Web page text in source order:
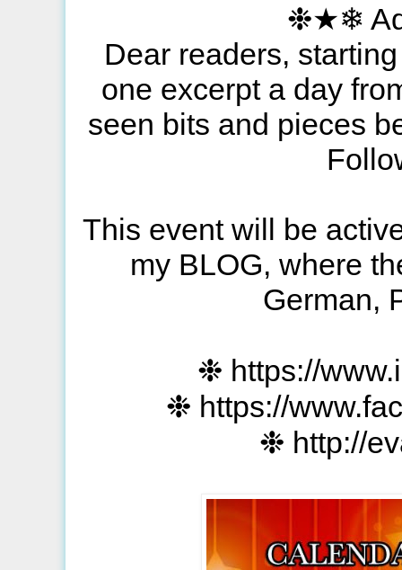
❉★❄
Dear readers,
one excerpt a day
seen bits and pieces
This event will be
my BLOG, where
German,
❉ https://
❉ https://
❉ http://